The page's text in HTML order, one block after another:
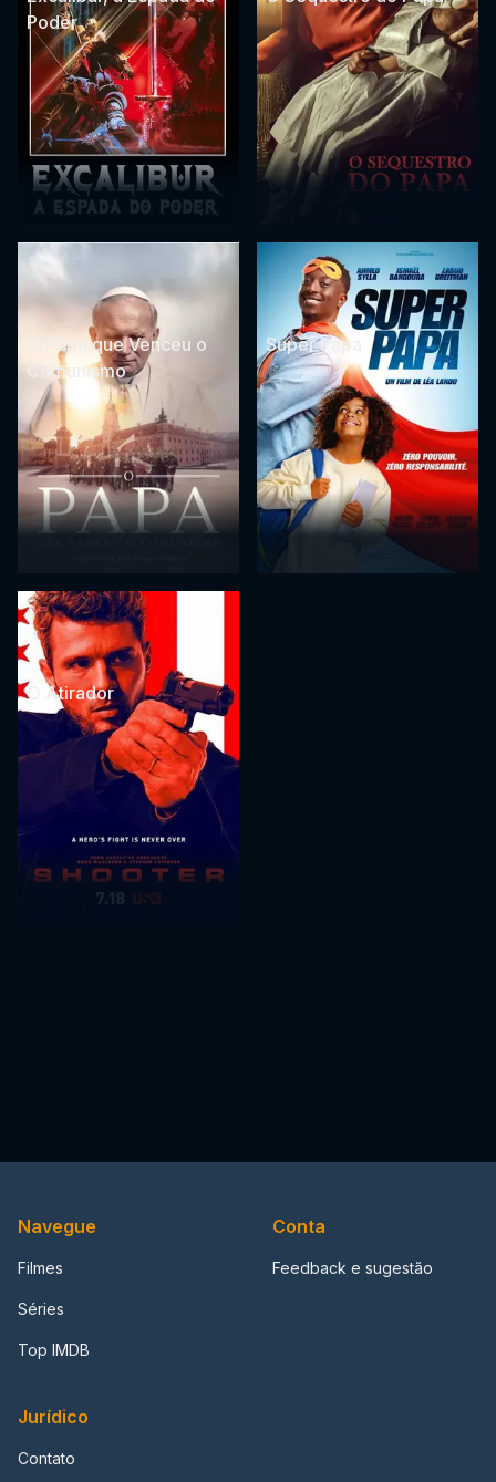
Poder
O Papa que Venceu o
Comunismo
Super Papa
O Atirador
Navegue
Filmes
Séries
Top IMDB
Conta
Feedback e sugestão
Jurídico
Contato